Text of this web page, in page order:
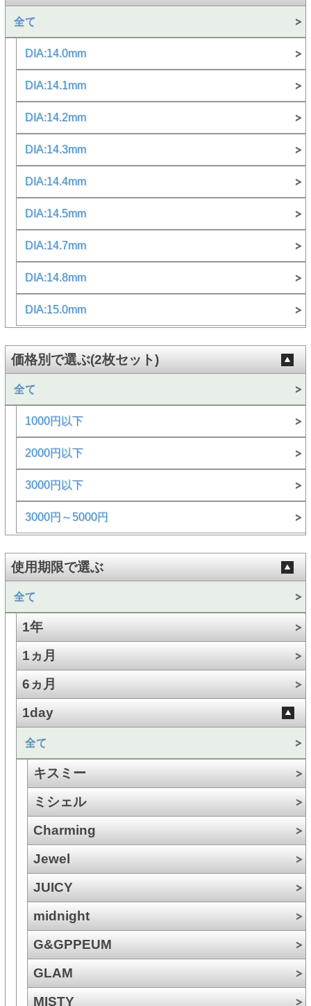
全て
DIA:14.0mm
DIA:14.1mm
DIA:14.2mm
DIA:14.3mm
DIA:14.4mm
DIA:14.5mm
DIA:14.7mm
DIA:14.8mm
DIA:15.0mm
価格別で選ぶ(2枚セット)
全て
1000円以下
2000円以下
3000円以下
3000円～5000円
使用期限で選ぶ
全て
1年
1ヵ月
6ヵ月
1day
全て
キスミー
ミシェル
Charming
Jewel
JUICY
midnight
G&GPPEUM
GLAM
MISTY